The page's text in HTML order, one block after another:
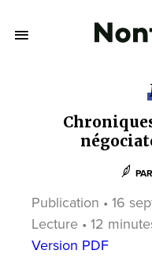
PAR
Publication • 16
Lecture • 12
Version PDF